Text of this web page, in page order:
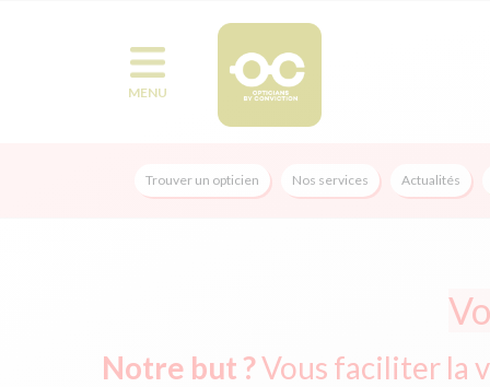
MENU
Trouver un opticien Nos services Actualités
Notre but ?Vous faciliter la